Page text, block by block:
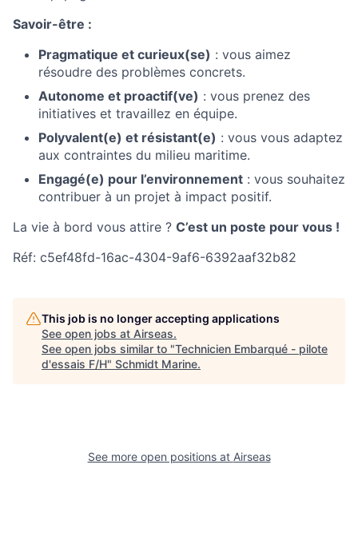
Savoir-être :
Pragmatique et curieux(se) : vous aimez
résoudre des problèmes concrets.
Autonome et proactif(ve) : vous prenez des
initiatives et travaillez en équipe.
Polyvalent(e) et résistant(e) : vous vous adaptez
aux contraintes du milieu maritime.
Engagé(e) pour l’environnement : vous souhaitez
contribuer à un projet à impact positif.
La vie à bord vous attire ? C’est un poste pour vous !
Réf: c5ef48fd-16ac-4304-9af6-6392aaf32b82
This job is no longer accepting applications
See open jobs at Airseas.
See open jobs similar to "Technicien Embarqué - pilote
d'essais F/H" Schmidt Marine.
See more open positions at Airseas